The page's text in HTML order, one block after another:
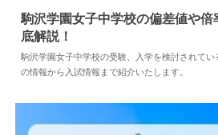
中学情報
駒沢学園女子中学校の偏差値や倍
底解説！
駒沢学園女子中学校の受験、入学を検討されて
の情報から入試情報まで紹介いたします。